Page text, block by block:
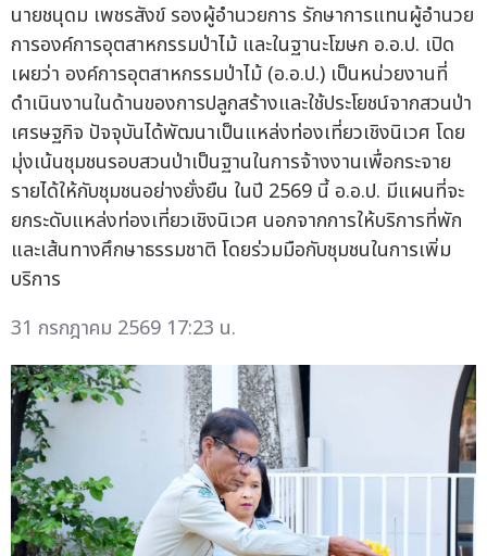
นายชนุดม เพชรสังข์ รองผู้อำนวยการ รักษาการแทนผู้อำนวย
การองค์การอุตสาหกรรมป่าไม้ และในฐานะโฆษก อ.อ.ป. เปิด
เผยว่า องค์การอุตสาหกรรมป่าไม้ (อ.อ.ป.) เป็นหน่วยงานที่
ดำเนินงานในด้านของการปลูกสร้างและใช้ประโยชน์จากสวนป่า
เศรษฐกิจ ปัจจุบันได้พัฒนาเป็นแหล่งท่องเที่ยวเชิงนิเวศ โดย
มุ่งเน้นชุมชนรอบสวนป่าเป็นฐานในการจ้างงานเพื่อกระจาย
รายได้ให้กับชุมชนอย่างยั่งยืน ในปี 2569 นี้ อ.อ.ป. มีแผนที่จะ
ยกระดับแหล่งท่องเที่ยวเชิงนิเวศ นอกจากการให้บริการที่พัก
และเส้นทางศึกษาธรรมชาติ โดยร่วมมือกับชุมชนในการเพิ่ม
บริการ
31 กรกฎาคม 2569 17:23 น.